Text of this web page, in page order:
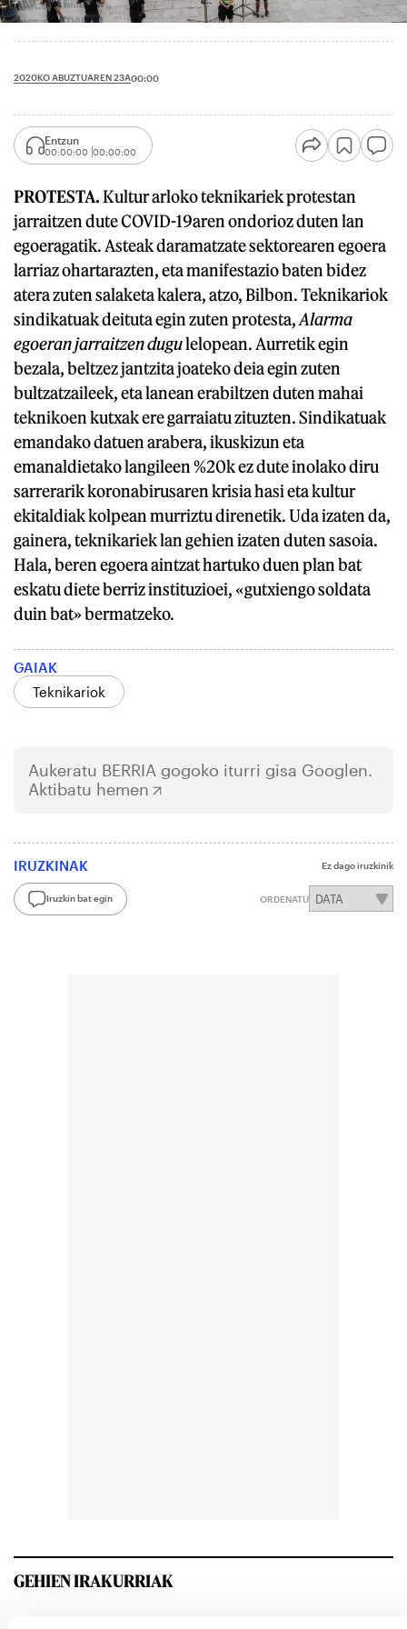
2020KO ABUZTUAREN 23A00:00
Entzun
00:00:00 00:00:00
PROTESTA.Kultur arloko teknikariek protestan
jarraitzen dute COVID-19aren ondorioz duten lan
egoeragatik. Asteak daramatzate sektorearen egoera
larriaz ohartarazten, eta manifestazio baten bidez
atera zuten salaketa kalera, atzo, Bilbon. Teknikariok
sindikatuak deituta egin zuten protesta,Alarma
egoeran jarraitzen dugulelopean. Aurretik egin
bezala, beltzez jantzita joateko deia egin zuten
bultzatzaileek, eta lanean erabiltzen duten mahai
teknikoen kutxak ere garraiatu zituzten. Sindikatuak
emandako datuen arabera, ikuskizun eta
emanaldietako langileen %20k ez dute inolako diru
sarrerarik koronabirusaren krisia hasi eta kultur
ekitaldiak kolpean murriztu direnetik. Uda izaten da,
gainera, teknikariek lan gehien izaten duten sasoia.
Hala, beren egoera aintzat hartuko duen plan bat
eskatu diete berriz instituzioei, «gutxiengo soldata
duin bat» bermatzeko.
GAIAK
Teknikariok
Aukeratu BERRIA gogoko iturri gisa Googlen.
Aktibatu hemen
IRUZKINAK Ez dago iruzkinik
Iruzkin bat egin ORDENATU
GEHIEN IRAKURRIAK